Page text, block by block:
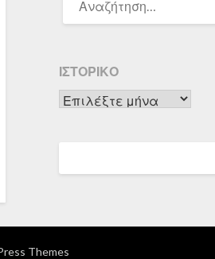
ΓΙΑ:
ΙΣΤΟΡΙΚΌ
Ιστορικό
Themes